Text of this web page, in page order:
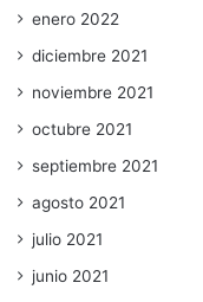
enero 2022
diciembre 2021
noviembre 2021
octubre 2021
septiembre 2021
agosto 2021
julio 2021
junio 2021